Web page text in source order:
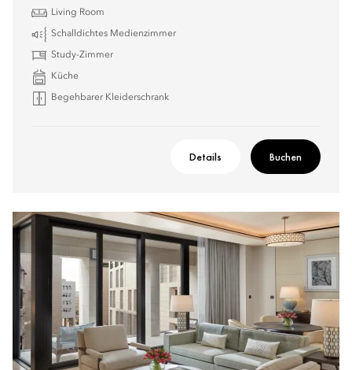
Living Room
Schalldichtes Medienzimmer
Study-Zimmer
Küche
Begehbarer Kleiderschrank
Details Buchen